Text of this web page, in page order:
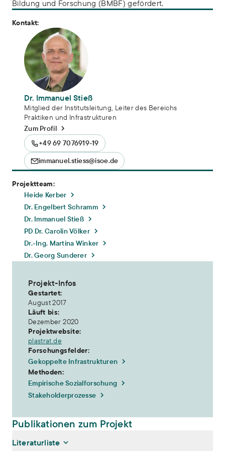
Bildung und Forschung (BMBF) gefördert.
Kontakt:
Dr. Immanuel Stieß
Mitglied der Institutsleitung, Leiter des Bereichs
Praktiken und Infrastrukturen
Zum Profil
+49 69 7076919-19
immanuel.stiess@isoe.de
Projektteam:
Heide Kerber
Dr. Engelbert Schramm
Dr. Immanuel Stieß
PD Dr. Carolin Völker
Dr.-Ing. Martina Winker
Dr. Georg Sunderer
Projekt-Infos
Gestartet:
August 2017
Läuft bis:
Dezember 2020
Projektwebsite:
plastrat.de
Forschungsfelder:
Gekoppelte Infrastrukturen
Methoden:
Empirische Sozialforschung
Stakeholderprozesse
Publikationen zum Projekt
Literaturliste